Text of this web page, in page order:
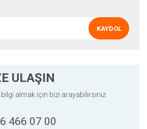
KAYDOL
ULAŞIN
bilgi almak için bizi arayabilirsiniz
466 07 00